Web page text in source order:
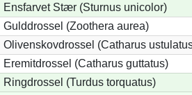
Ensfarvet Stær (Sturnus unicolor)
Gulddrossel (Zoothera aurea)
Olivenskovdrossel (Catharus
Eremitdrossel (Catharus guttatus)
Ringdrossel (Turdus torquatus)